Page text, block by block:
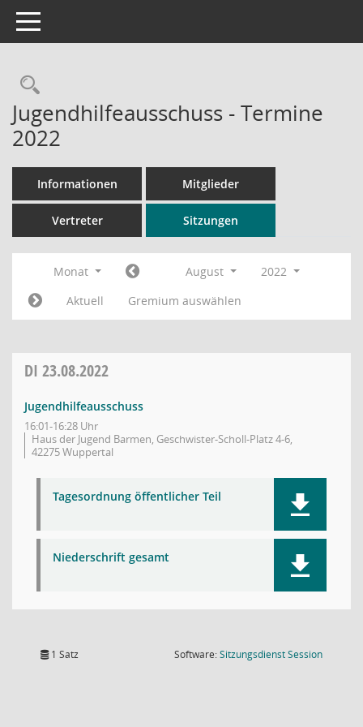
Toggle navigation
Rechercheauswahl
Jugendhilfeausschuss - Termine
2022
Informationen Mitglieder
Vertreter Sitzungen
Monat August
2022
Aktuell
Gremium auswählen
DI 23.08.2022
Jugendhilfeausschuss
16:01-16:28 Uhr
Haus der Jugend Barmen, Geschwister-Scholl-Platz 4-6,
42275 Wuppertal
Tagesordnung öffentlicher Teil
Niederschrift gesamt
1 Satz Software:SitzungsdienstSession(Wird in